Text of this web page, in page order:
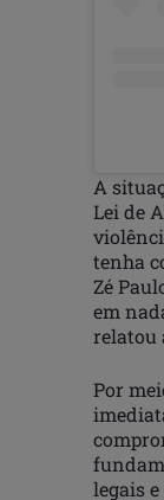
A
Lei de
tenha
Zé
em
relatou
Por
legais